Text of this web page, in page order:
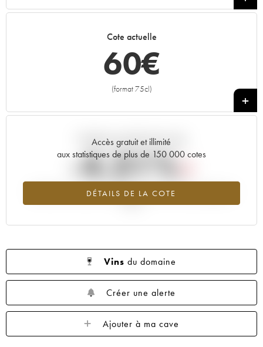
2000
1993
Cote actuelle
60€
(format 75cl)
+
Accès gratuit et illimité
aux statistiques de plus de 150 000 cotes
DÉTAILS DE LA COTE
Tendance actuelle de la cote
-4.31%
Tendance à la baisse du millésime 2006 en 2026 par rapport à
Vins du domaine
Créer une alerte
Ajouter à ma cave